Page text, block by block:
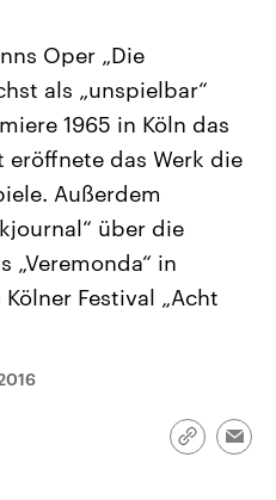
aus
USA
Aktuelle Beiträge,
Hintergründe
Wirtschaftlich und
gehören die Vereinigten
den mächtigsten Ländern
mit großem Einfluss auf
Podcasts
Oper „Die
als „unspielbar“
1965 in Köln das
eröffnete das Werk die
Außerdem
über die
„Veremonda“ in
Festival „Acht
Link